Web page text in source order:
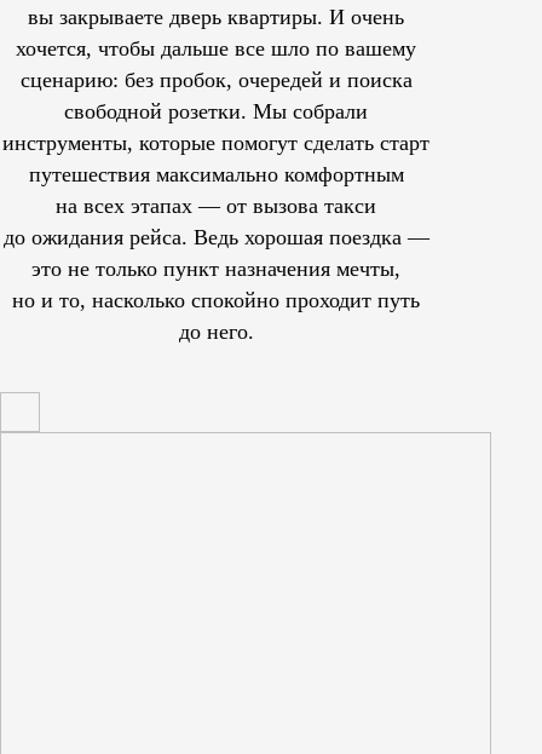
вы закрываете дверь квартиры. И очень
хочется, чтобы дальше все шло по вашему
сценарию: без пробок, очередей и поиска
свободной розетки. Мы собрали
инструменты, которые помогут сделать старт
путешествия максимально комфортным
на всех этапах — от вызова такси
до ожидания рейса. Ведь хорошая поездка —
это не только пункт назначения мечты,
но и то, насколько спокойно проходит путь
до него.